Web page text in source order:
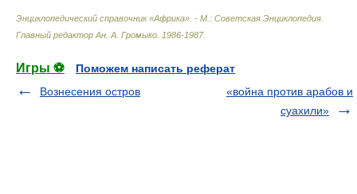
Энциклопедический справочник «Африка». - М.: Советская Энциклопедия
Главный редактор Ан. А. Громыко 1986-1987.
Игры ⚽
Поможем написать реферат
Вознесения остров
«война против арабов и
суахили»